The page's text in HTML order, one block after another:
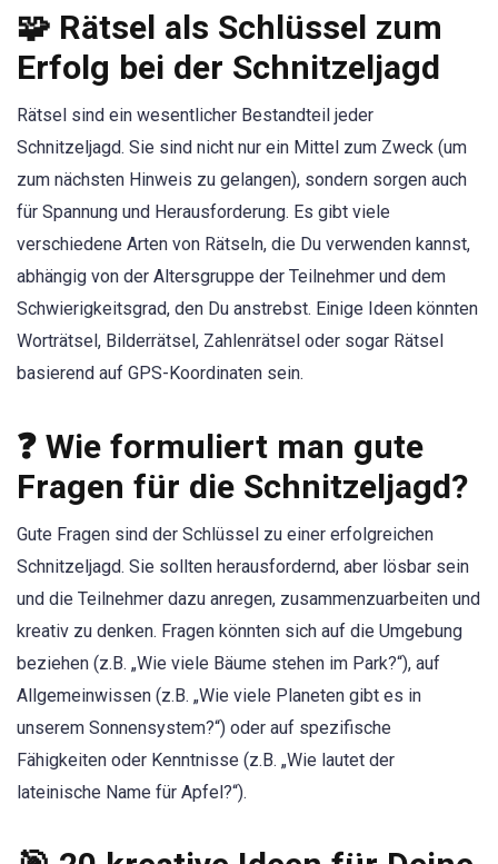
🧩 Rätsel als Schlüssel zum
Erfolg bei der Schnitzeljagd
Rätsel sind ein wesentlicher Bestandteil jeder
Schnitzeljagd. Sie sind nicht nur ein Mittel zum Zweck (um
zum nächsten Hinweis zu gelangen), sondern sorgen auch
für Spannung und Herausforderung. Es gibt viele
verschiedene Arten von Rätseln, die Du verwenden kannst,
abhängig von der Altersgruppe der Teilnehmer und dem
Schwierigkeitsgrad, den Du anstrebst. Einige Ideen könnten
Worträtsel, Bilderrätsel, Zahlenrätsel oder sogar Rätsel
basierend auf GPS-Koordinaten sein.
❓ Wie formuliert man gute
Fragen für die Schnitzeljagd?
Gute Fragen sind der Schlüssel zu einer erfolgreichen
Schnitzeljagd. Sie sollten herausfordernd, aber lösbar sein
und die Teilnehmer dazu anregen, zusammenzuarbeiten und
kreativ zu denken. Fragen könnten sich auf die Umgebung
beziehen (z.B. „Wie viele Bäume stehen im Park?“), auf
Allgemeinwissen (z.B. „Wie viele Planeten gibt es in
unserem Sonnensystem?“) oder auf spezifische
Fähigkeiten oder Kenntnisse (z.B. „Wie lautet der
lateinische Name für Apfel?“).